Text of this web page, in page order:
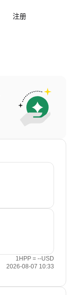
注册
1HPP = --USD
2026-08-07 10:33